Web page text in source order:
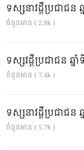
ទស្សនាវដ្ដីប្រជាជ
ចំនួនអាន ( 2.8k )
ទស្សវដ្តីប្រជាជន
ចំនួនអាន ( 7.4k )
ទស្សនាវដ្ដីប្រជាជ
ចំនួនអាន ( 5.7k )